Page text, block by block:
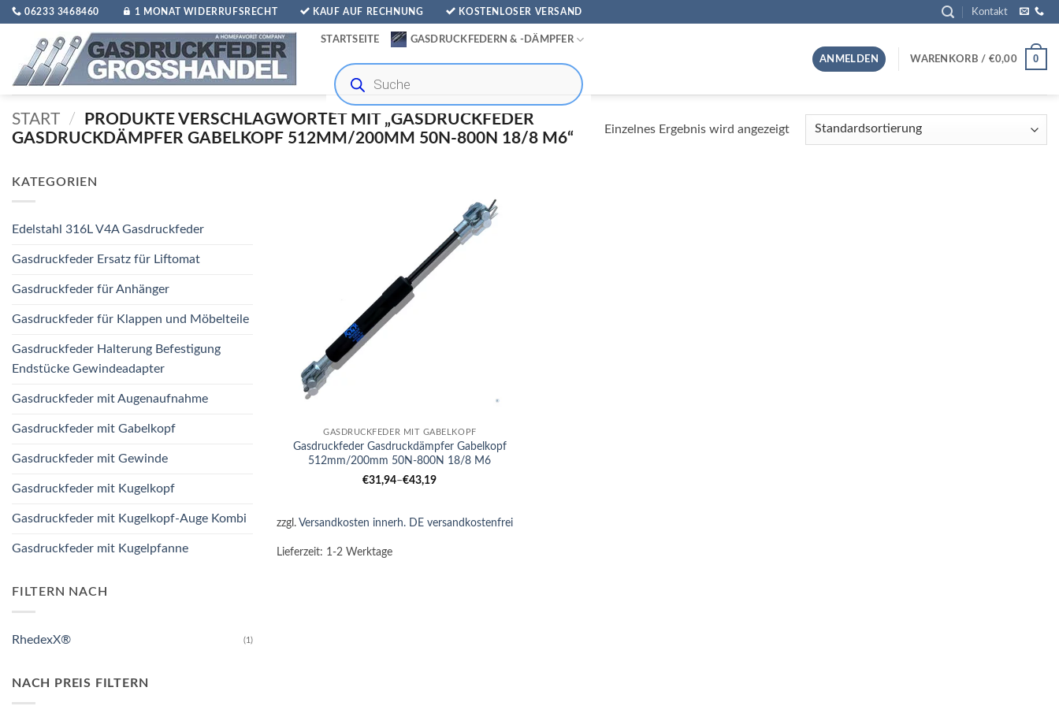
Zum
springen
06233 3468460 1 MONAT WIDERRUFSRECHT KAUF AUF RECHNUNG KOSTENLOSER VERSAND Kontakt
STARTSEITE GASDRUCKFEDERN & -DÄMPFER
Products
search
ANMELDEN WARENKORB / €0,00 0
START /
PRODUKTE VERSCHLAGWORTET MIT „GASDRUCKFEDER
GASDRUCKDÄMPFER GABELKOPF 512MM/200MM 50N-800N 18/8 M6“
Einzelnes Ergebnis wird angezeigt
KATEGORIEN
Edelstahl 316L V4A Gasdruckfeder
Gasdruckfeder Ersatz für Liftomat
Gasdruckfeder für Anhänger
Gasdruckfeder für Klappen und Möbelteile
Gasdruckfeder Halterung Befestigung
Endstücke Gewindeadapter
Gasdruckfeder mit Augenaufnahme
Gasdruckfeder mit Gabelkopf
Gasdruckfeder mit Gewinde
Gasdruckfeder mit Kugelkopf
Gasdruckfeder mit Kugelkopf-Auge Kombi
Gasdruckfeder mit Kugelpfanne
FILTERN NACH
RhedexX® (1)
NACH PREIS FILTERN
GASDRUCKFEDER MIT GABELKOPF
Gasdruckfeder Gasdruckdämpfer Gabelkopf
512mm/200mm 50N-800N 18/8 M6
€31,94–€43,19
zzgl. Versandkosten innerh. DE versandkostenfrei
Lieferzeit: 1-2 Werktage